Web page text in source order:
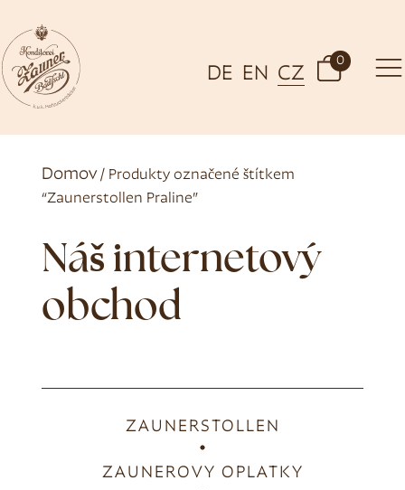
DE EN CZ
0
Domov/ Produkty označené štítkem
“Zaunerstollen Praline”
Náš internetový
obchod
ZAUNERSTOLLEN
ZAUNEROVY OPLATKY